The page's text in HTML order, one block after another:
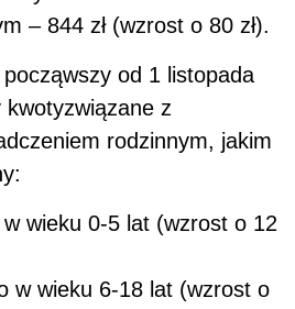
– 844 zł (wzrost o 80 zł).
od 1 listopada
kwotyzwiązane z
rodzinnym, jakim
w wieku 0-5 lat (wzrost o 12
w wieku 6-18 lat (wzrost o